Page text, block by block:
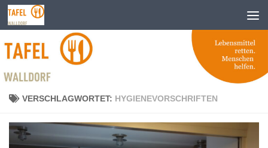
Zum Inhalt springen
VERSCHLAGWORTET: HYGIENEVORSCHRIFTEN